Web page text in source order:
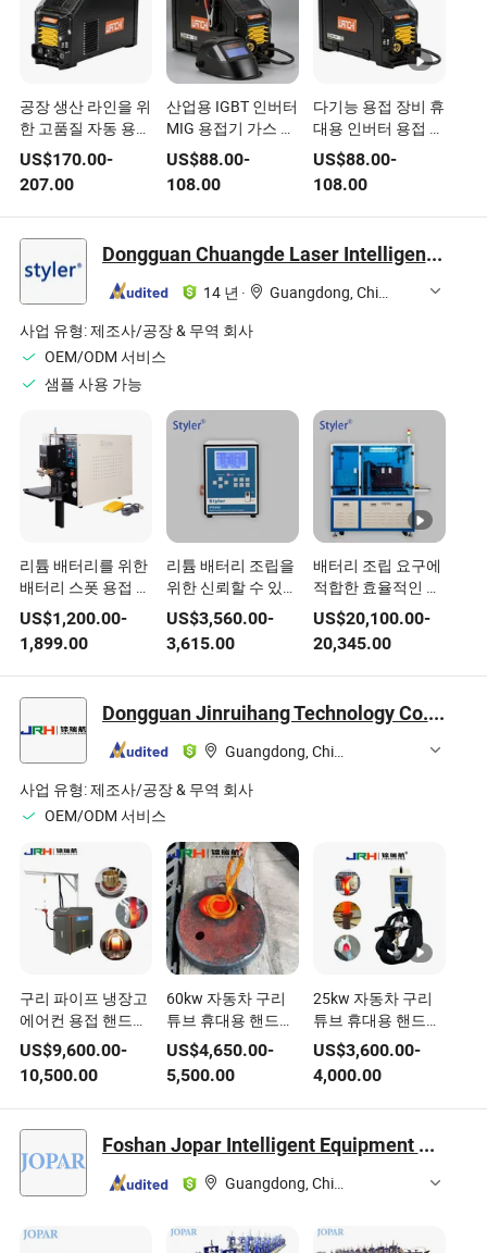
공장 생산 라인을 위
한 고품질 자동 용접
장비
US$170.00-
207.00
산업용 IGBT 인버터
MIG 용접기 가스 차
폐 마그 용접 장비
산업용 용접 장비
DC 용접 장비 IGBT
인버터 장비
US$88.00-
108.00
다기능 용접 장비 휴
대용 인버터 용접 장
비 강철 와이어 MIG
기계
US$88.00-
108.00
Dongguan Chuangde Laser Intelligent Technology Co., Ltd.
14 년 ·
Guangdong, China
사업 유형:제조사/공장 & 무역 회사
OEM/ODM 서비스
샘플 사용 가능
리튬 배터리를 위한
배터리 스폿 용접 장
비
US$1,200.00-
1,899.00
리튬 배터리 조립을
위한 신뢰할 수 있는
스폿 용접 장비
US$3,560.00-
3,615.00
배터리 조립 요구에
적합한 효율적인 양
면 용접 장비
US$20,100.00-
20,345.00
Dongguan Jinruihang Technology Co., Ltd
Guangdong, China
사업 유형:제조사/공장 & 무역 회사
OEM/ODM 서비스
구리 파이프 냉장고
에어컨 용접 핸드헬
드 초고주파 가열 장
US$9,600.00-
10,500.00
60kw 자동차 구리
튜브 휴대용 핸드헬
드 고주파 유도 용접
장비
US$4,650.00-
5,500.00
25kw 자동차 구리
튜브 휴대용 핸드헬
드 고주파 유도 용접
장비
US$3,600.00-
4,000.00
Foshan Jopar Intelligent Equipment Co., Ltd.
Guangdong, China